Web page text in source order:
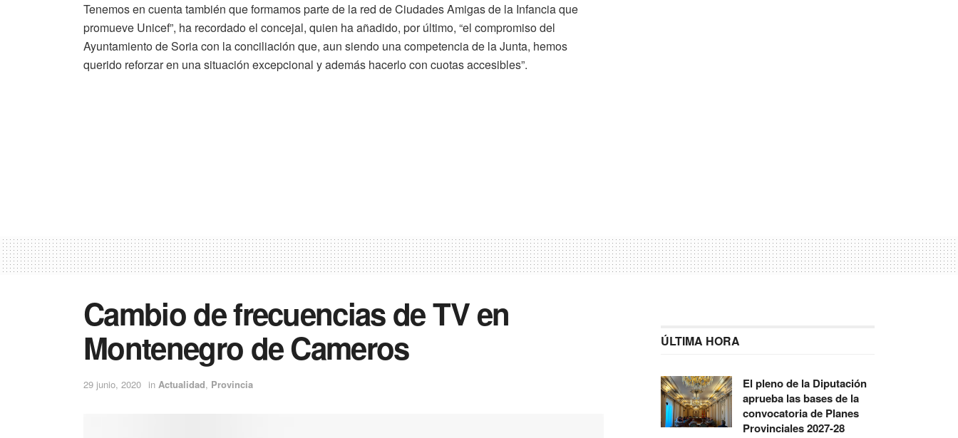
Tenemos en cuenta también que formamos parte de la red de Ciudades Amigas de la Infancia que
promueve Unicef”, ha recordado el concejal, quien ha añadido, por último, “el compromiso del
Ayuntamiento de Soria con la conciliación que, aun siendo una competencia de la Junta, hemos
querido reforzar en una situación excepcional y además hacerlo con cuotas accesibles”.
Cambio de frecuencias de TV en
Montenegro de Cameros
29 junio, 2020 in Actualidad, Provincia
ÚLTIMA HORA
El pleno de la Diputación
aprueba las bases de la
convocatoria de Planes
Provinciales 2027-28